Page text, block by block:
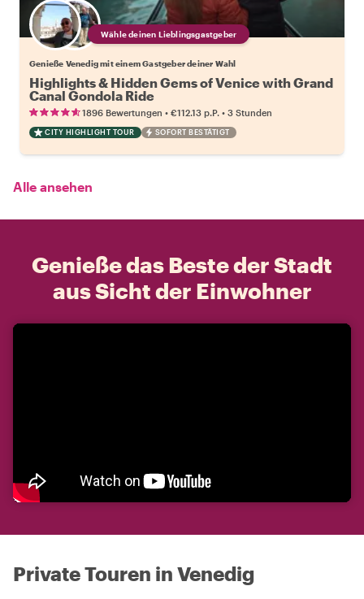
Wähle deinen Lieblingsgastgeber
Genieße Venedig mit einem Gastgeber deiner Wahl
Highlights & Hidden Gems of Venice with Grand
Canal Gondola Ride
1896 Bewertungen • €112.13 p.P. • 3 Stunden
CITY HIGHLIGHT TOUR SOFORT BESTÄTIGT
Alle ansehen
Genieße das Beste der Stadt
aus Sicht der Einwohner
Private Touren in Venedig